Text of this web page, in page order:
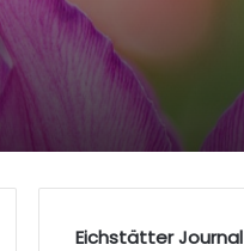
Eichstätter Journal